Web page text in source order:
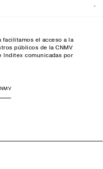
-
facilitamos el acceso a la
públicos de la CNMV
Inditex comunicadas por